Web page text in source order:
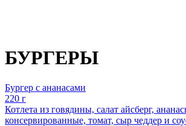
БУРГЕРЫ
Бургер с ананасами
220 г
Котлета из говядины, салат айсберг,
консервированные, томат, сыр чеддер и